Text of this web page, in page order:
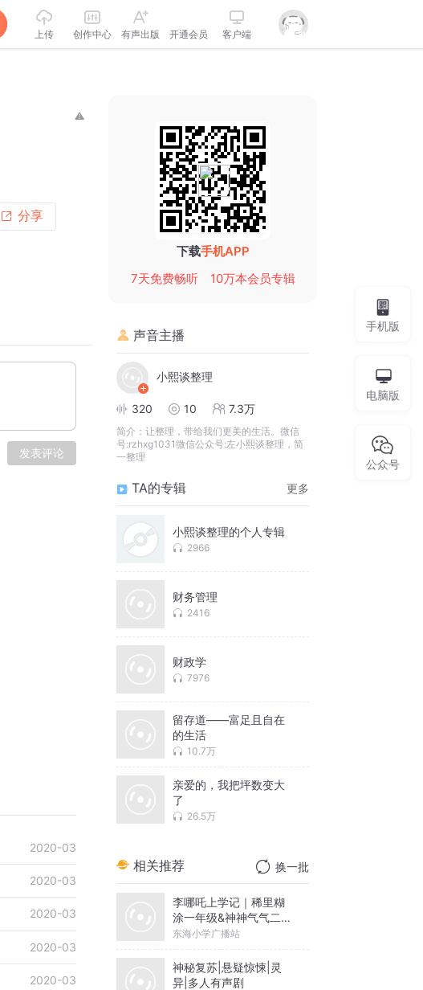
上传 创作中心 有声出版 开通会员 客户端
分享
发表评论
2020-03
2020-03
2020-03
2020-03
2020-03
下载手机APP
7天免费畅听
10万本会员专辑
声音主播
小熙谈整理
320 10 7.3万
简介： 让整理，带给我们更美的生活。微信
号:rzhxg1031微信公众号:左小熙谈整理，简
一整理
TA的专辑 更多
小熙谈整理的个人专辑
2966
财务管理
2416
财政学
7976
留存道——富足且自在
的生活
10.7万
亲爱的，我把坪数变大
了
26.5万
相关推荐 换一批
李哪吒上学记｜稀里糊
涂一年级&神神气气二年
级
东海小学广播站
神秘复苏|悬疑惊悚|灵
异|多人有声剧
手机版
电脑版
公众号